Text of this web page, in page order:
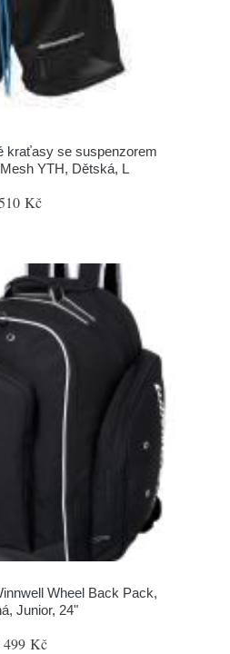
kraťasy se suspenzorem
YTH, Dětská, L
Kč
Wheel Back Pack,
Junior, 24"
499 Kč